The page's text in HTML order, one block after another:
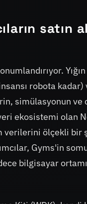
satın
robota kadar)
simülasyonun ve
ekosistemi olan
verilerini ölçekli bir
Gyms'in
bilgisayar